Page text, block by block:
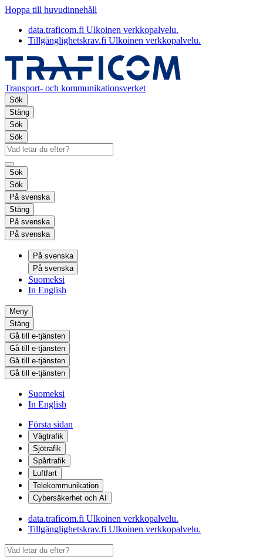
Hoppa till huvudinnehåll
data.traficom.fi Ulkoinen verkkopalvelu.
Tillgänglighetskrav.fi Ulkoinen verkkopalvelu.
Transport- och kommunikationsverket
Sök
Stäng
Sök
Sök
Sök
Sök
På svenska
Stäng
På svenska
På svenska
På svenska
På svenska
Suomeksi
In English
Meny
Stäng
Gå till e-tjänsten
Gå till e-tjänsten
Gå till e-tjänsten
Gå till e-tjänsten
Suomeksi
In English
Första sidan
Vägtrafik
Sjötrafik
Spårtrafik
Luftfart
Telekommunikation
Cybersäkerhet och AI
data.traficom.fi Ulkoinen verkkopalvelu.
Tillgänglighetskrav.fi Ulkoinen verkkopalvelu.